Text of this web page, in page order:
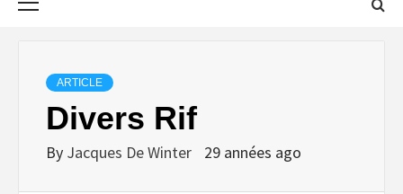
ARTICLE
Divers Rif
By Jacques De Winter 29 années ago